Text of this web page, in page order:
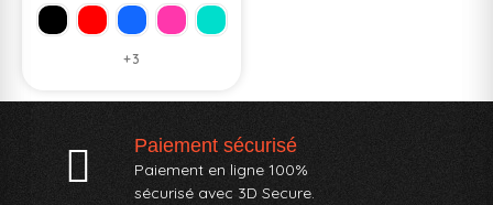
+3
Paiement sécurisé
Paiement en ligne 100%
sécurisé avec 3D Secure.